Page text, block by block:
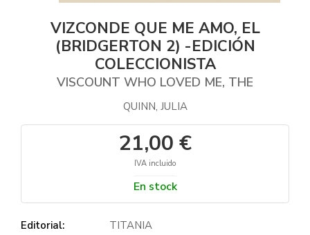
VIZCONDE QUE ME AMO, EL
(BRIDGERTON 2) -EDICIÓN
COLECCIONISTA
VISCOUNT WHO LOVED ME, THE
QUINN, JULIA
21,00 €
IVA incluido
En stock
Editorial:
TITANIA